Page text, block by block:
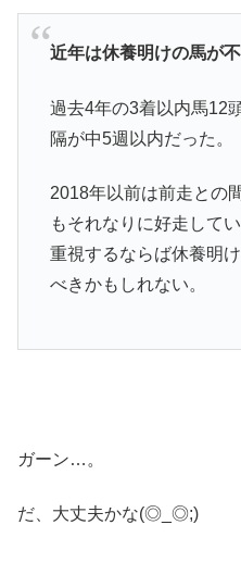
近年は休養明けの馬が
過去4年の3着以内馬12
隔が中5週以内だった。
2018年以前は前走との
もそれなりに好走して
重視するならば休養明
べきかもしれない。
ガーン…。
だ、大丈夫かな(◎_◎;)